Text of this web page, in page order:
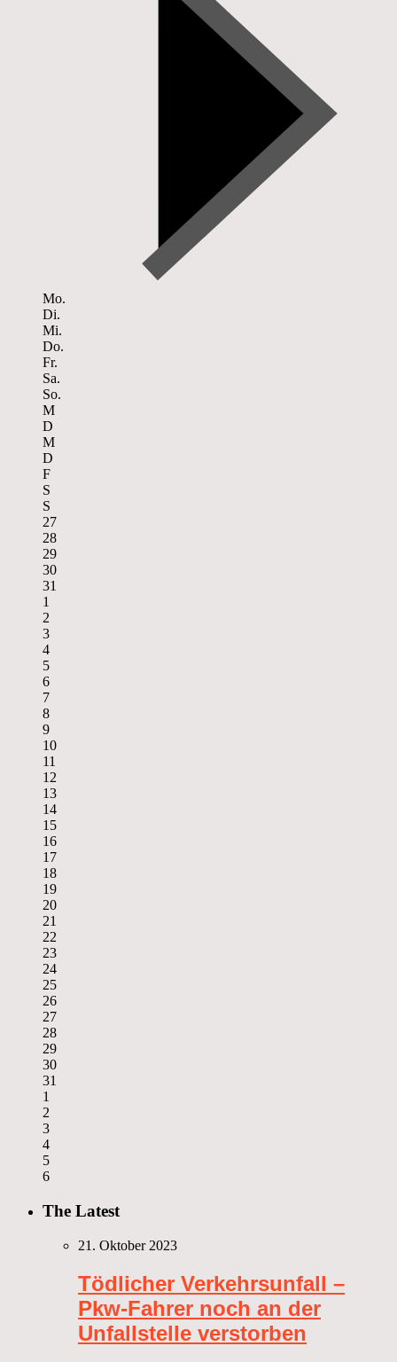
Mo.
Di.
Mi.
Do.
Fr.
Sa.
So.
M
D
M
D
F
S
S
27
28
29
30
31
1
2
3
4
5
6
7
8
9
10
11
12
13
14
15
16
17
18
19
20
21
22
23
24
25
26
27
28
29
30
31
1
2
3
4
5
6
The Latest
21. Oktober 2023
Tödlicher Verkehrsunfall –
Pkw-Fahrer noch an der
Unfallstelle verstorben